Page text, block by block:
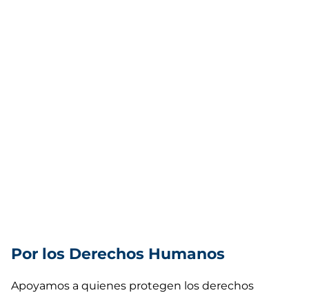
Por los Derechos Humanos
Apoyamos a quienes protegen los derechos